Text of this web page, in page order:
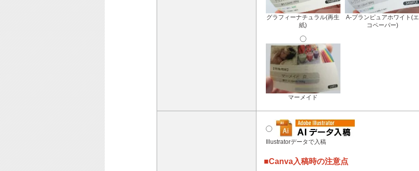
グラフィーナチュラル(再生
紙)
A-プランピュアホワイト(エ
コペーパー)
マーメイド
Illustratorデータで入稿
■Canva入稿時の注意点